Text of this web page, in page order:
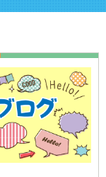
n
i
g
a
o